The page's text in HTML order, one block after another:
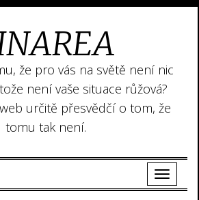
že pro vás na světě není nic
není vaše situace růžová?
určitě přesvědčí o tom, že
tomu tak není.